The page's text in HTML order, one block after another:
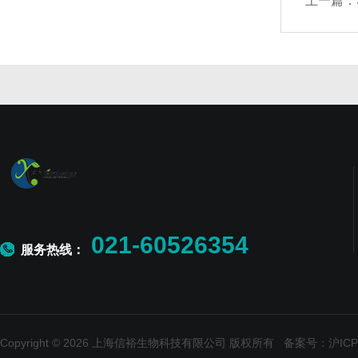
服务热线： 021-60526354
Copyright © 2026 上海信裕生物科技有限公司 版权所有 备案号：沪